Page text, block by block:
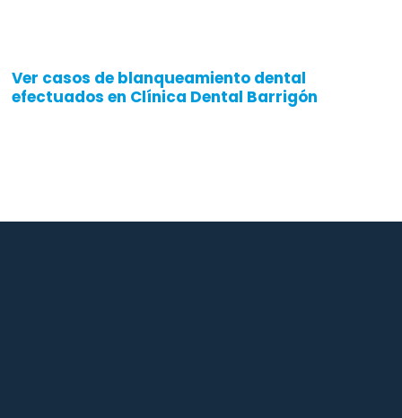
Ver casos de blanqueamiento dental
efectuados en Clínica Dental Barrigón